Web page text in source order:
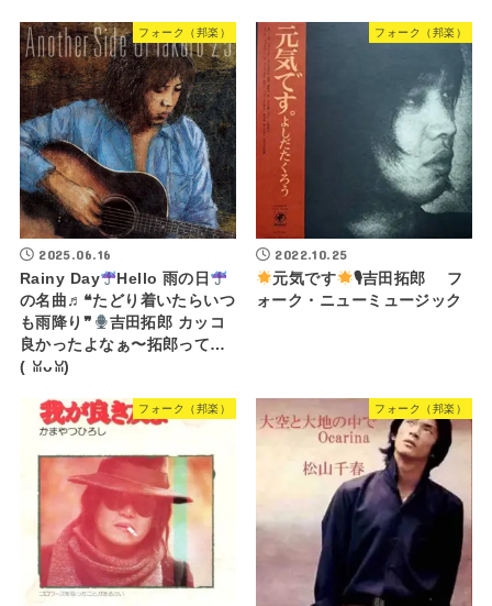
フォーク（邦楽）
2025.06.16
Rainy Day
Hello 雨の日
の名曲♬❝たどり着いたらいつ
も雨降り❞
吉田拓郎 カッコ
良かったよなぁ〜拓郎って…
(⁠ ⁠ꈍ⁠ᴗ⁠ꈍ⁠)
フォーク（邦楽）
2022.10.25
元気です
🎙吉田拓郎 フ
ォーク・ニューミュージック
フォーク（邦楽） フォーク（邦楽）